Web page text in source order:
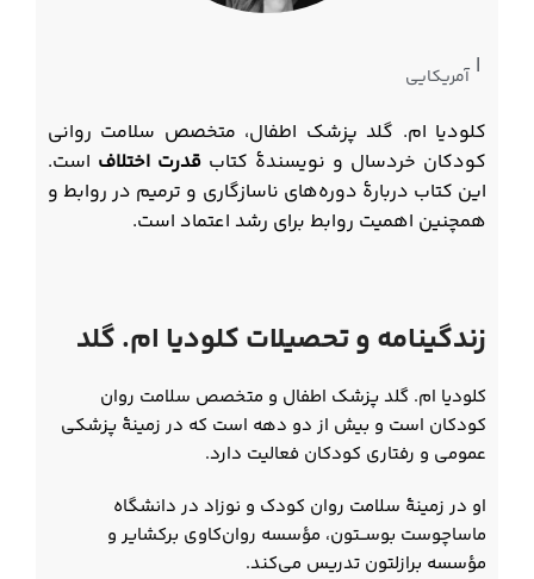
| آمریکایی
کلودیا ام. گلد پزشک اطفال، متخصص سلامت روانی
کودکان خردسال و نویسندهٔ‌ کتاب قدرت اختلاف است.
این کتاب دربارهٔ دوره‌های ناسازگاری و ترمیم در روابط و
همچنین اهمیت روابط برای رشد اعتماد است.
زندگینامه و تحصیلات کلودیا ام. گلد
کلودیا ام. گلد پزشک اطفال و متخصص سلامت روان
کودکان است و بیش از دو دهه است که در زمینهٔ پزشکی
عمومی و رفتاری کودکان فعالیت دارد.
او در زمینهٔ سلامت روان کودک و نوزاد در دانشگاه
ماساچوست بوســتون، مؤسسه روان‌کاوی برکشایر و
مؤسسه برازلتون تدریس می‌کند.